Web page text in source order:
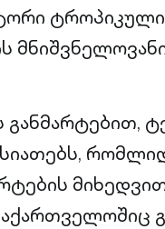
მიხედვით